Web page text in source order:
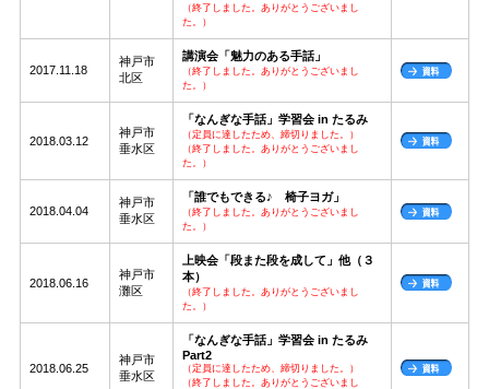
（終了しました。ありがとうございまし
た。）
2017.11.18
神戸市
北区
講演会「魅力のある手話」
（終了しました。ありがとうございまし
た。）
2018.03.12
神戸市
垂水区
「なんぎな手話」学習会 in たるみ
（定員に達したため、締切りました。）
（終了しました。ありがとうございまし
た。）
2018.04.04
神戸市
垂水区
「誰でもできる♪ 椅子ヨガ」
（終了しました。ありがとうございまし
た。）
2018.06.16
神戸市
灘区
上映会「段また段を成して」他（３
本）
（終了しました。ありがとうございまし
た。）
2018.06.25
神戸市
垂水区
「なんぎな手話」学習会 in たるみ
Part2
（定員に達したため、締切りました。）
（終了しました。ありがとうございまし